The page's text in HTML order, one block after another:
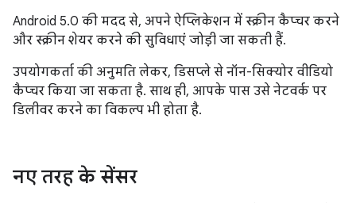
Android 5.0 की मदद से, अपने ऐप्लिकेशन में स्क्रीन कैप्चर करने
और स्क्रीन शेयर करने की सुविधाएं जोड़ी जा सकती हैं.
उपयोगकर्ता की अनुमति लेकर, डिसप्ले से नॉन-सिक्योर वीडियो
कैप्चर किया जा सकता है. साथ ही, आपके पास उसे नेटवर्क पर
डिलीवर करने का विकल्प भी होता है.
नए तरह के सेंसर